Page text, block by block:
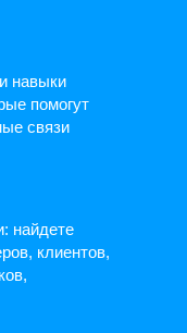
навыки
помогут
связи
найдете
клиентов,